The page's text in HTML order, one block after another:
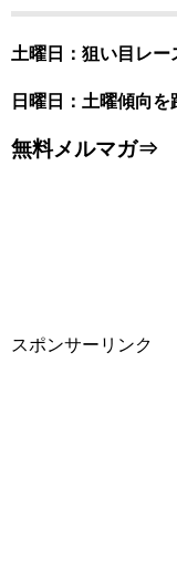
土曜日：狙い目レー
日曜日：土曜傾向を
無料メルマガ⇒
スポンサーリンク